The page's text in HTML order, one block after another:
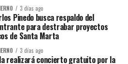
3 días ago
Pinedo busca respaldo del
para destrabar proyectos
de Santa Marta
3 días ago
realizará concierto gratuito por la